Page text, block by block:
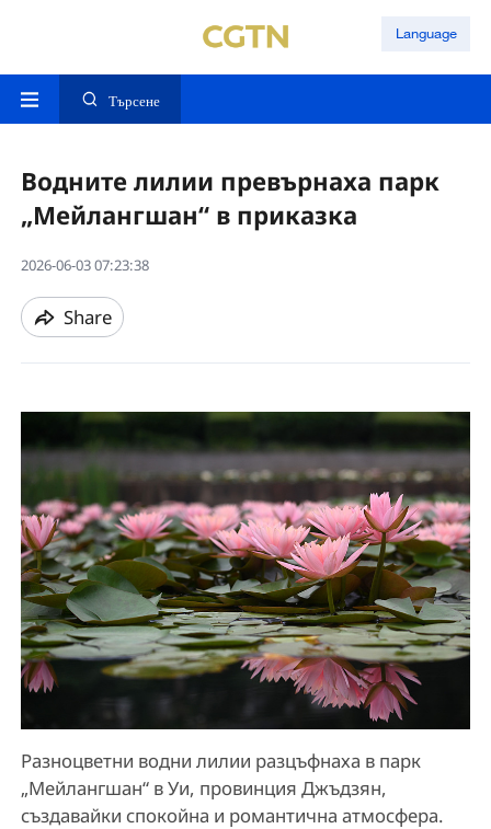
Language
Търсене
Водните лилии превърнаха парк
„Мейлангшан“ в приказка
2026-06-03 07:23:38
Share
Разноцветни водни лилии разцъфнаха в парк
„Мейлангшан“ в Уи, провинция Джъдзян,
създавайки спокойна и романтична атмосфера.